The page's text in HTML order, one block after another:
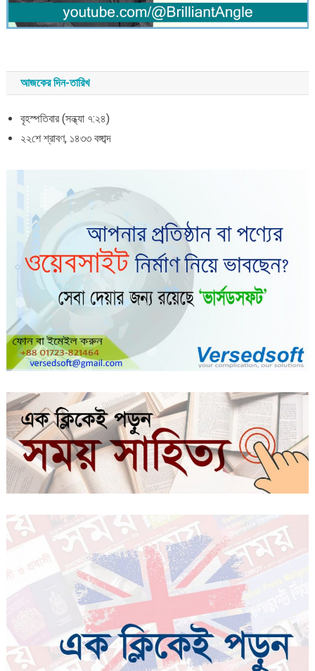
আজকের দিন-তারিখ
বৃহস্পতিবার (সন্ধ্যা ৭:২৪)
২২শে শ্রাবণ, ১৪৩৩ বঙ্গাব্দ